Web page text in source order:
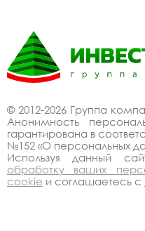
© 2012-2026 Группа
Анонимность
гарантирована в
№152 «О персональных
Используя данный
обработку ваших
cookie и соглашаетесь с